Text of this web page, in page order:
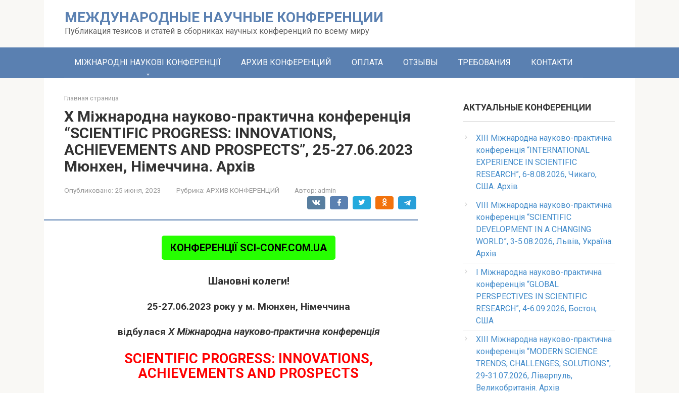
МЕЖДУНАРОДНЫЕ НАУЧНЫЕ КОНФЕРЕНЦИИ
Публикация тезисов и статей в сборниках научных конференций по всему миру
МІЖНАРОДНІ НАУКОВІ КОНФЕРЕНЦІЇ АРХИВ КОНФЕРЕНЦИЙ ОПЛАТА ОТЗЫВЫ ТРЕБОВАНИЯ КОНТАКТИ
Главная страница
X Міжнародна науково-практична конференція
“SCIENTIFIC PROGRESS: INNOVATIONS,
ACHIEVEMENTS AND PROSPECTS”, 25-27.06.2023
Мюнхен, Німеччина. Архів
Опубликовано: 25 июня, 2023 Рубрика: АРХИВ КОНФЕРЕНЦИЙ Автор: admin
КОНФЕРЕНЦІЇ SCI-CONF.COM.UA
Шановні колеги!
25-27.06.2023 року у м. Мюнхен, Німеччина
відбуласяX Міжнародна науково-практична конференція
SCIENTIFIC PROGRESS: INNOVATIONS,
ACHIEVEMENTS AND PROSPECTS
АКТУАЛЬНЫЕ КОНФЕРЕНЦИИ
XIII Міжнародна науково-практична
конференція “INTERNATIONAL
EXPERIENCE IN SCIENTIFIC
RESEARCH”, 6-8.08.2026, Чикаго,
США. Архів
VIII Міжнародна науково-практична
конференція “SCIENTIFIC
DEVELOPMENT IN A CHANGING
WORLD”, 3-5.08.2026, Львів, Україна.
Архів
I Міжнародна науково-практична
конференція “GLOBAL
PERSPECTIVES IN SCIENTIFIC
RESEARCH”, 4-6.09.2026, Бостон,
США
XIII Міжнародна науково-практична
конференція “MODERN SCIENCE:
TRENDS, CHALLENGES, SOLUTIONS”,
29-31.07.2026, Ліверпуль,
Великобританія. Архів